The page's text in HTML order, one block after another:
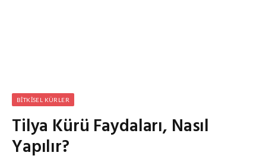
BITKISEL KÜRLER
Tilya Kürü Faydaları, Nasıl
Yapılır?